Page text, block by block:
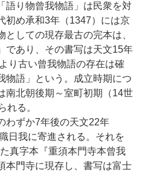
語り物曾我物語」は民衆を対
初め承和3年（1347）には京
しての現存最古の完本は、
であり、その書写は天文15年
り古い曾我物語の存在は確
物語」という。成立時期につ
南北朝後期～室町初期（14世
れる。
ずか7年後の天文22年
日我に寄進される。それを
真字本『重須本門寺本曾我
本門寺に現存し、書写は富士